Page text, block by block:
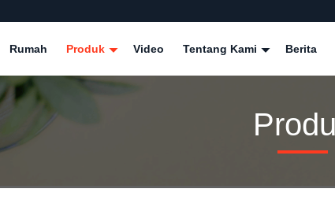
Rumah Produk Video Tentang Kami Berita